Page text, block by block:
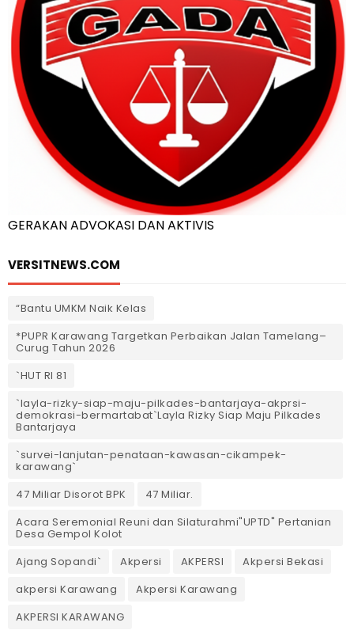
GERAKAN ADVOKASI DAN AKTIVIS
VERSITNEWS.COM
“Bantu UMKM Naik Kelas
*PUPR Karawang Targetkan Perbaikan Jalan Tamelang–
Curug Tahun 2026
`HUT RI 81
`layla-rizky-siap-maju-pilkades-bantarjaya-akprsi-
demokrasi-bermartabat`Layla Rizky Siap Maju Pilkades
Bantarjaya
`survei-lanjutan-penataan-kawasan-cikampek-
karawang`
47 Miliar Disorot BPK
47 Miliar.
Acara Seremonial Reuni dan Silaturahmi"UPTD" Pertanian
Desa Gempol Kolot
Ajang Sopandi`
Akpersi AKPERSI
Akpersi Bekasi
akpersi Karawang
Akpersi Karawang
AKPERSI KARAWANG